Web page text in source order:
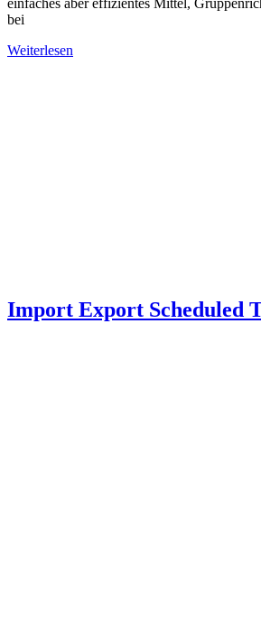
einfaches aber effizientes Mittel,
bei
Weiterlesen
Import Export Scheduled